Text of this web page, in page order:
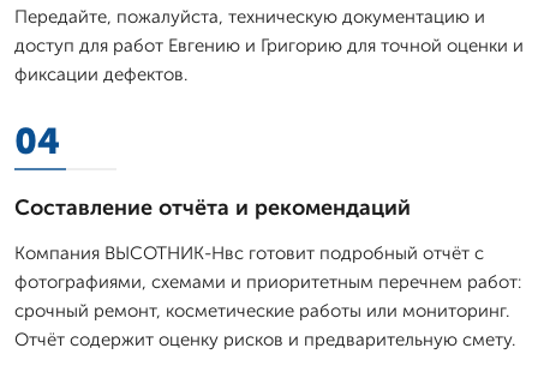
Передайте, пожалуйста, техническую документацию и
доступ для работ Евгению и Григорию для точной оценки и
фиксации дефектов.
04
Составление отчёта и рекомендаций
Компания ВЫСОТНИК-Нвс готовит подробный отчёт с
фотографиями, схемами и приоритетным перечнем работ:
срочный ремонт, косметические работы или мониторинг.
Отчёт содержит оценку рисков и предварительную смету.